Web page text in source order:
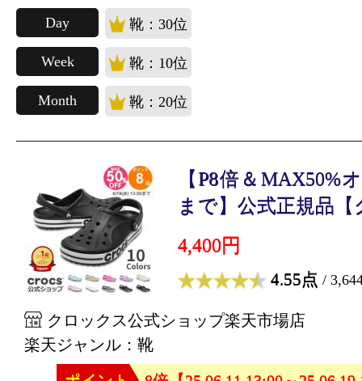
Day 靴：30位
Week 靴：10位
Month 靴：20位
【P8倍＆MAX50%
まで】公式正規品【
4,400円
4.55点 /
クロックス公式ショップ楽天市場店
楽天ジャンル：靴